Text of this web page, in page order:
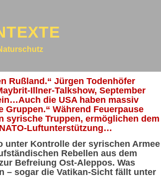
Rußland.“ Jürgen Todenhöfer
Illner-Talkshow, September
die USA haben massiv
Während Feuerpause
syrische Truppen, ermöglichen dem
Luftunterstützung…
unter Kontrolle der syrischen Armee
Rebellen aus dem
Befreiung Ost-Aleppos. Was
– sogar die Vatikan-Sicht fällt unter